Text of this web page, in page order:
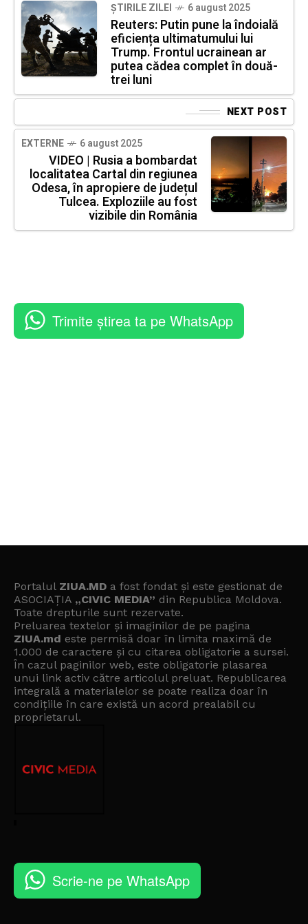
ȘTIRILE ZILEI 6 august 2025
Reuters: Putin pune la îndoială
eficiența ultimatumului lui
Trump. Frontul ucrainean ar
putea cădea complet în două-
trei luni
NEXT POST
EXTERNE 6 august 2025
VIDEO | Rusia a bombardat
localitatea Cartal din regiunea
Odesa, în apropiere de județul
Tulcea. Exploziile au fost
vizibile din România
Trimite știrea ta pe WhatsApp
Portalul ZIUA.MD a fost fondat și este gestionat de
ASOCIAȚIA „CIVIC MEDIA” din Republica Moldova.
Toate drepturile sunt rezervate.
Preluarea textelor și imaginilor de pe pagina
ZIUA.md este permisă doar în limita maximă de
1.000 de caractere și cu citarea obligatorie a sursei.
În cazul paginilor web, este obligatorie plasarea
unui link activ către articolul preluat. Republicarea
integrală a materialelor se poate realiza doar în
condițiile în care există un acord prealabil cu
proprietarul.
Scrie-ne pe WhatsApp